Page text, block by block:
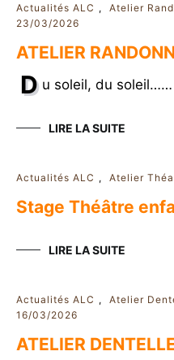
Actualités ALC ,
Atelier
23/03/2026
ATELIER
D u soleil, du soleil……
LIRE LA SUITE
Actualités ALC , Atelier
Stage Théâtre
LIRE LA SUITE
Actualités ALC ,
Atelier
16/03/2026
ATELIER